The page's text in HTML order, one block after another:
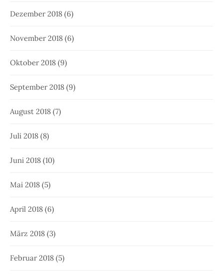
Dezember 2018 (6)
November 2018 (6)
Oktober 2018 (9)
September 2018 (9)
August 2018 (7)
Juli 2018 (8)
Juni 2018 (10)
Mai 2018 (5)
April 2018 (6)
März 2018 (3)
Februar 2018 (5)